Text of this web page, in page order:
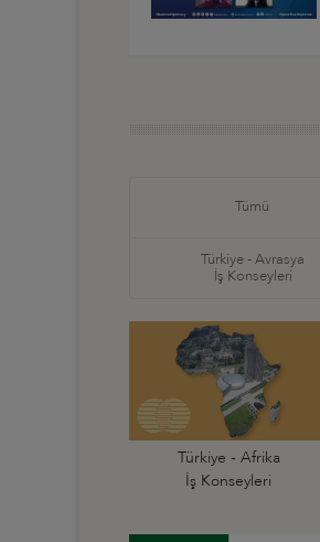
Tümü
Türkiye - Avrasya
İş Konseyleri
Türkiye - Afrika
İş Konseyleri